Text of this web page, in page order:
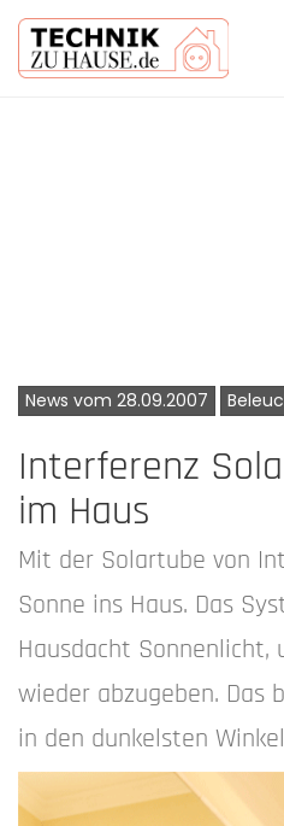
News vom 28.09.2007
Interferenz
im Haus
Mit der Solartube von
Sonne ins Haus. Das
Hausdacht Sonnenlicht,
wieder abzugeben. Das
in den dunkelsten